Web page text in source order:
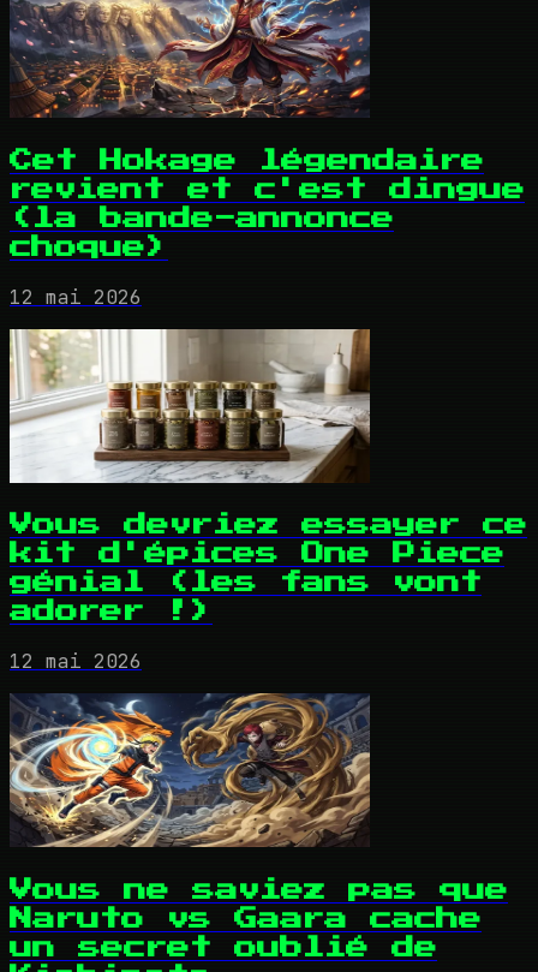
Cet Hokage légendaire
revient et c'est dingue
(la bande-annonce
choque)
12 mai 2026
Vous devriez essayer ce
kit d'épices One Piece
génial (les fans vont
adorer !)
12 mai 2026
Vous ne saviez pas que
Naruto vs Gaara cache
un secret oublié de